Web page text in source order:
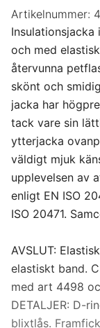
Artikelnummer:
och med
återvunna
skönt och
jacka har
tack vare sin
ytterjacka
väldigt mjuk
upplevelsen av
enligt EN ISO
ISO 20471.
AVSLUT:
elastiskt band.
med art 4498
DETALJER: D-
blixtlås.